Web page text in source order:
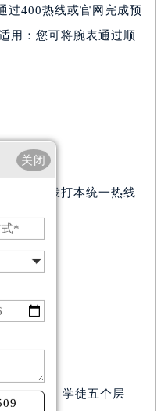
过400热线或官网完成预
用：您可将腕表通过顺
需直接拨打本统一热线
级技师、学徒五个层
关闭